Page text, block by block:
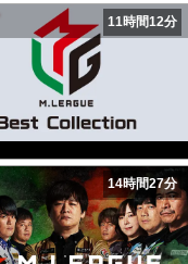
11時間12分
14時間27分